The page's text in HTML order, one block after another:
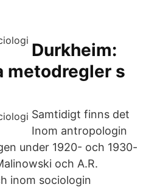
Durkheim:
metodregler s
Samtidigt finns det
Inom antropologin
under 1920- och 1930-
och A.R.
inom sociologin